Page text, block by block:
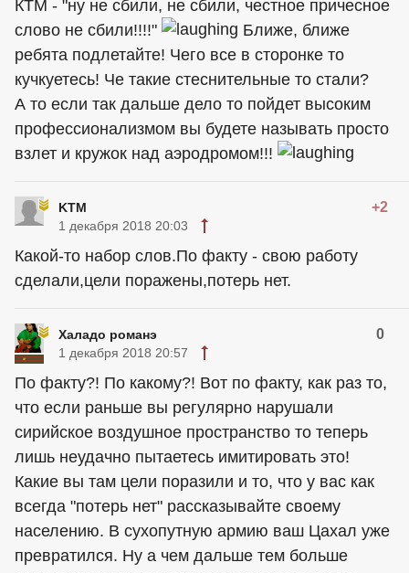
КТМ - "ну не сбили, не сбили, честное причесное
слово не сбили!!!!"
Ближе, ближе
ребята подлетайте! Чего все в сторонке то
кучкуетесь! Че такие стеснительные то стали?
А то если так дальше дело то пойдет высоким
профессионализмом вы будете называть просто
взлет и кружок над аэродромом!!!
KTM +2
1 декабря 2018 20:03
Какой-то набор слов.По факту - свою работу
сделали,цели поражены,потерь нет.
Халадо романэ 0
1 декабря 2018 20:57
По факту?! По какому?! Вот по факту, как раз то,
что если раньше вы регулярно нарушали
сирийское воздушное пространство то теперь
лишь неудачно пытаетесь имитировать это!
Какие вы там цели поразили и то, что у вас как
всегда "потерь нет" рассказывайте своему
населению. В сухопутную армию ваш Цахал уже
превратился. Ну а чем дальше тем больше